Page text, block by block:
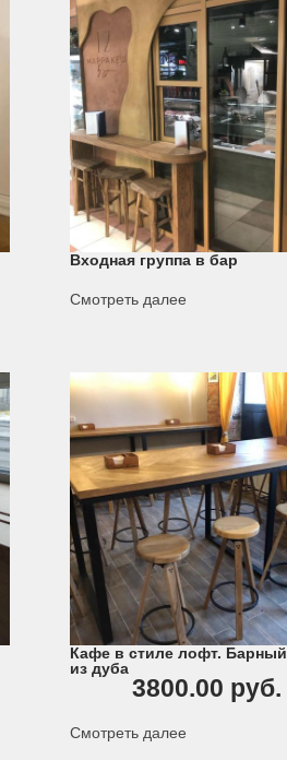
Входная группа в бар
Смотреть далее
Кафе в стиле лофт. Барный
из дуба
3800.00 руб.
Смотреть далее